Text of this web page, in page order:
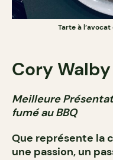
Tarte à
Cory Walby
Meilleure
fumé au BBQ
Que représente la
une passion, un